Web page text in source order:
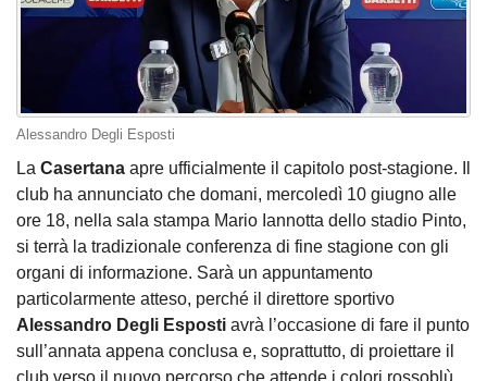
Alessandro Degli Esposti
La Casertana apre ufficialmente il capitolo post‑stagione. Il
club ha annunciato che domani, mercoledì 10 giugno alle
ore 18, nella sala stampa Mario Iannotta dello stadio Pinto,
si terrà la tradizionale conferenza di fine stagione con gli
organi di informazione. Sarà un appuntamento
particolarmente atteso, perché il direttore sportivo
Alessandro Degli Esposti avrà l’occasione di fare il punto
sull’annata appena conclusa e, soprattutto, di proiettare il